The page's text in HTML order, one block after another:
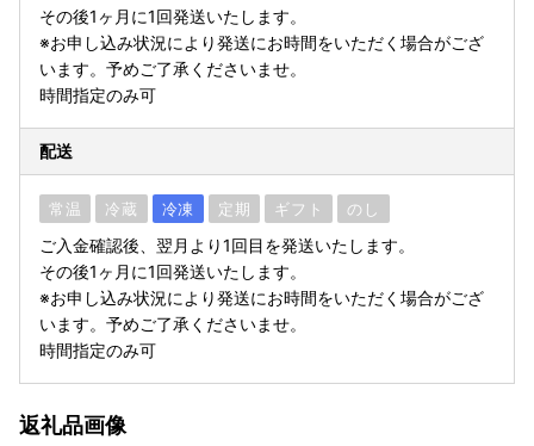
その後1ヶ月に1回発送いたします。
※お申し込み状況により発送にお時間をいただく場合がござ
います。予めご了承くださいませ。
時間指定のみ可
配送
常温 冷蔵 冷凍 定期 ギフト のし
ご入金確認後、翌月より1回目を発送いたします。
その後1ヶ月に1回発送いたします。
※お申し込み状況により発送にお時間をいただく場合がござ
います。予めご了承くださいませ。
時間指定のみ可
返礼品画像